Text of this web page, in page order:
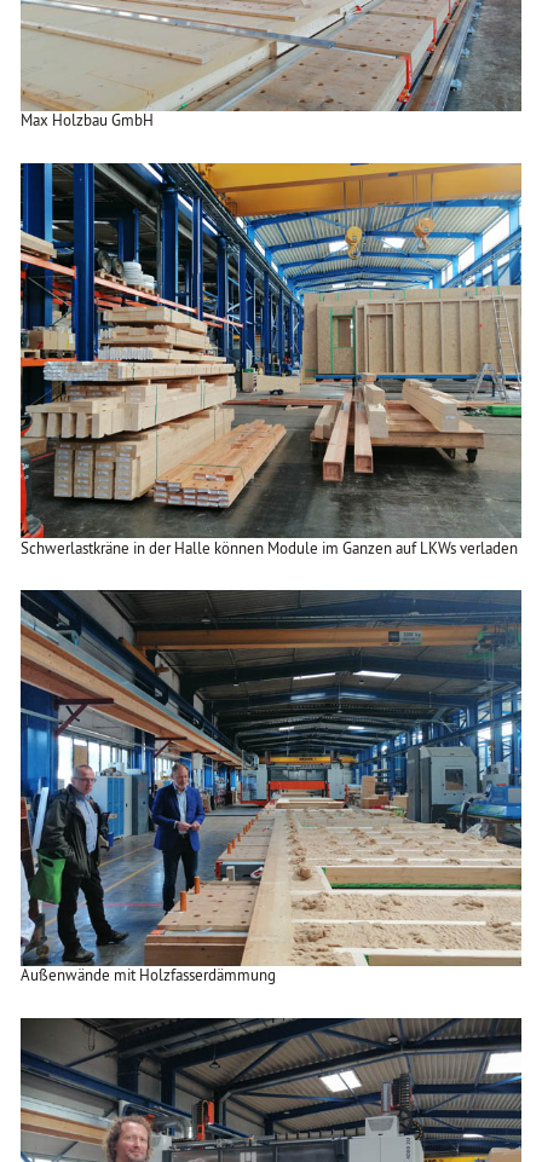
Max Holzbau GmbH
Schwerlastkräne in der Halle können Module im Ganzen auf LKWs verladen
Außenwände mit Holzfasserdämmung